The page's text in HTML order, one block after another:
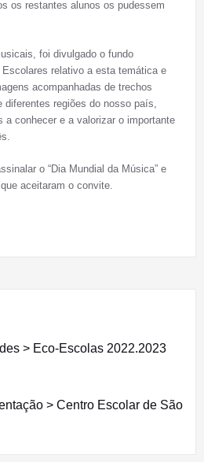
os restantes alunos os pudessem
foi divulgado o fundo
relativo a esta temática e
acompanhadas de trechos
regiões do nosso país,
a conhecer e a valorizar o importante
o “Dia Mundial da Música” e
aceitaram o convite.
> Eco-Escolas 2022.2023
> Centro Escolar de São